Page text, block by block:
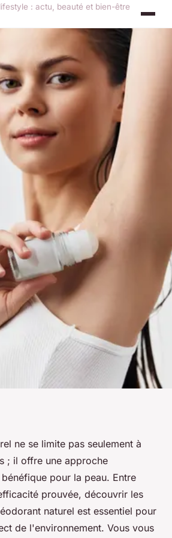
: actu, beauté et bien-être
d'un déodorant
et écolo
7 min de lecture
ne se limite pas seulement à
; il offre une approche
pour la peau. Entre
prouvée, découvrir les
naturel est essentiel pour
de l'environnement. Vous vous